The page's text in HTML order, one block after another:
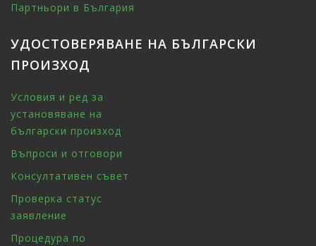
Партньори в България
УДОСТОВЕРЯВАНЕ НА БЪЛГАРСКИ
ПРОИЗХОД
Условия и ред за
установяване на
български произход
Въпроси и отговори
Консултативен съвет
Проверка статус
заявление
Процедура по